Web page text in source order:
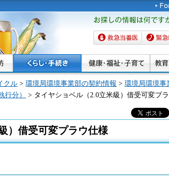
お探しの情報は何です
か。
救急当番医 緊急時
クル > 環境局環境事業部の契約情報 > 環境局環境事
行分）
> タイヤショベル（2.0立米級）借受可変プ
）借受可変プラウ仕様